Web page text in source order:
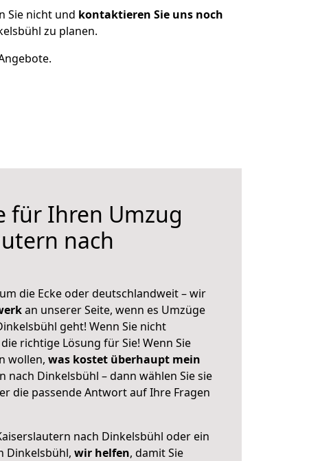
Sie nicht und kontaktieren Sie uns noch
zu planen.
für Ihren Umzug
nach
die Ecke oder deutschlandweit – wir
an unserer Seite, wenn es Umzüge
geht! Wenn Sie nicht
richtige Lösung für Sie! Wenn Sie
wollen, was kostet überhaupt mein
nach Dinkelsbühl – dann wählen Sie sie
die passende Antwort auf Ihre Fragen
nach Dinkelsbühl oder ein
Dinkelsbühl, wir helfen, damit Sie